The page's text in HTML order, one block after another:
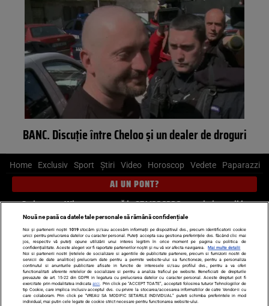
BANC. Discuție între Cheloo și un dealer de droguri
Home Exclusiv Sport Știri Video Horoscop Vedete Paparazzi
AI UN PONT?
Scrie-ne pe Whatsapp, sună la 0741226226 sau trimite mail la
pont@cancan.ro
Știri interne Știri externe
Politică
Ultimele stiri
Diete Insula Iubirii Dictionar de vise
LIFE STYLE
Horoscop
Echipa editorială
Termeni si condiții Politica de confidențialitate
Nouă ne pasă ca datele tale personale să rămână confidențiale
Noi și partenerii noștri 1019stocăm și/sau accesăm informații pe dispozitivul dvs., precum identificatorii cookie
unici pentru prelucrarea datelor cu caracter personal. Puteți accepta sau gestiona preferințele dvs. făcând clic mai
jos, respectiv vă puteți opune utilizării unui interes legitim în orice moment pe pagina cu politica de
confidențialitate. Aceste alegeri vor fi raportate partenerilor noștri și nu vă vor afecta navigarea.
Mai multe detalii
Noi si partenerii nostri (retelele de socializare si agentiile de publicitate partenere, precum si furnizorii nostri de
servicii de date analitice) prelucram date pentru a permite website-ului sa functioneze, pentru a personaliza
continutul si anunturile publicitare afisate in functie de interesele si/sau profilul dvs., pentru a va oferi
functionalitati aferente retelelor de socializare si pentru a analiza traficul pe website. Beneficiati de drepturile
prevazute de art. 15-22 din GDPR in legatura cu prelucrarea datelor cu caracter personal. Aceste drepturi pot fi
exercitate prin modalitatea indicataaici . Prin click pe “ACCEPT TOATE”, acceptati folosirea tuturor Tehnologiilor de
tip Cookie, care implica inclusiv acceptul dvs. cu privire la stocarea/accesarea informatiilor de catre Vendor-ii cu
care colaboram. Prin click pe “VREAU SA MODIFIC SETARILE INDIVIDUAL” puteti schimba preferintele in mod
individual, mai putin cele legate de cookie strict necesare pentru functionarea website-ului.